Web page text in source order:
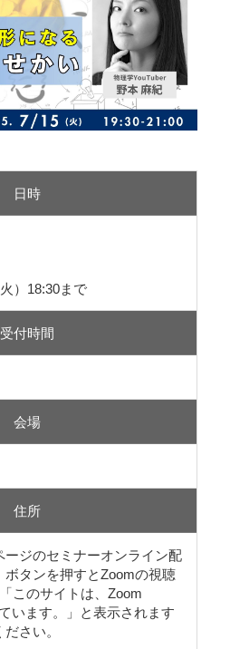
日時
）18:30まで
受付時間
会場
住所
ージのセミナーオンライン配
タンを押すとZoomの視聴
このサイトは、Zoom
います。」と表示されます
さい。